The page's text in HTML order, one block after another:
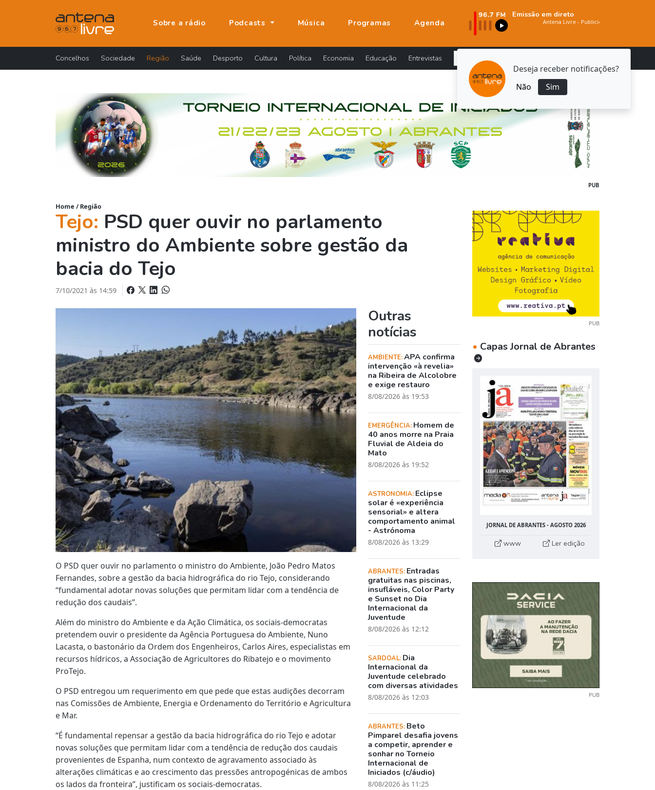
Deseja receber notificações?
Não
Sim
Sobre a rádio Podcasts Música Programas Agenda
Emissão em direto
Concelhos Sociedade Região Saúde Desporto Cultura Política Economia Educação Entrevistas
PUB
Home / Região
Tejo: PSD quer ouvir no parlamento
ministro do Ambiente sobre gestão da
bacia do Tejo
7/10/2021 às 14:59
O PSD quer ouvir no parlamento o ministro do Ambiente, João Pedro Matos
Fernandes, sobre a gestão da bacia hidrográfica do rio Tejo, considerando
“fundamental adotar novas soluções que permitam lidar com a tendência de
redução dos caudais”.
Além do ministro do Ambiente e da Ação Climática, os sociais-democratas
pretendem ouvir o presidente da Agência Portuguesa do Ambiente, Nuno
Lacasta, o bastonário da Ordem dos Engenheiros, Carlos Aires, especialistas em
recursos hídricos, a Associação de Agricultores do Ribatejo e o movimento
ProTejo.
O PSD entregou um requerimento em que pede que estas audições decorram
nas Comissões de Ambiente, Energia e Ordenamento do Território e Agricultura
e Mar.
“É fundamental repensar a gestão da bacia hidrográfica do rio Tejo e adotar
novas soluções que permitam lidar com a tendência de redução dos caudais
provenientes de Espanha, num contexto de agravamento associado às
alterações climáticas e ao crescimento das pressões antropogénicas de ambos
os lados da fronteira”, justificam os sociais-democratas.
Outras
notícias
AMBIENTE:APA confirma
intervenção «à revelia»
na Ribeira de Alcolobre
e exige restauro
8/08/2026 às 19:53
EMERGÊNCIA: Homem de
40 anos morre na Praia
Fluvial de Aldeia do
Mato
8/08/2026 às 19:52
ASTRONOMIA: Eclipse
solar é «experiência
sensorial» e altera
comportamento animal
- Astrónoma
8/08/2026 às 13:29
ABRANTES: Entradas
gratuitas nas piscinas,
insufláveis, Color Party
e Sunset no Dia
Internacional da
Juventude
8/08/2026 às 12:12
SARDOAL: Dia
Internacional da
Juventude celebrado
com diversas atividades
8/08/2026 às 12:03
ABRANTES: Beto
Pimparel desafia jovens
a competir, aprender e
sonhar no Torneio
Internacional de
Iniciados (c/áudio)
8/08/2026 às 11:25
PUB
• Capas Jornal de Abrantes
JORNAL DE ABRANTES - AGOSTO 2026
www Ler edição
PUB